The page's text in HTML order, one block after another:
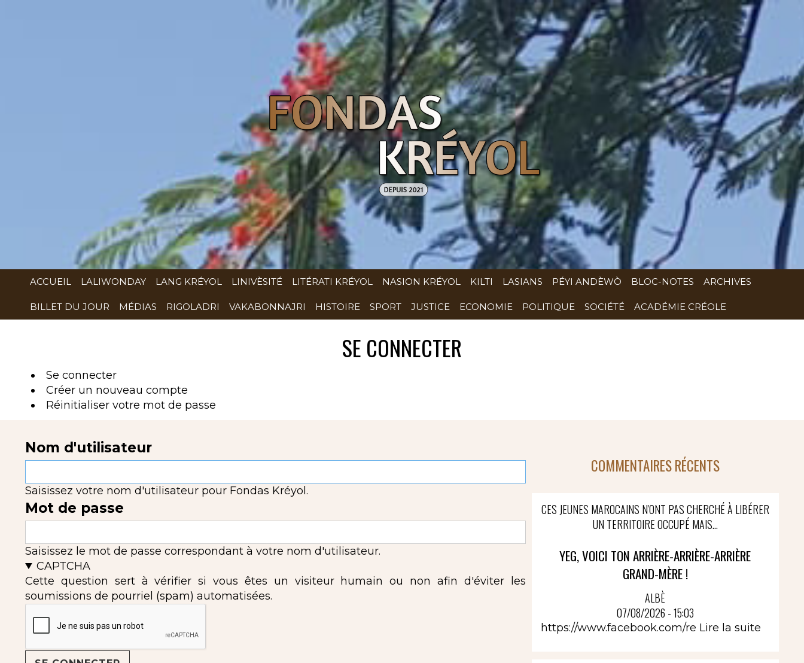
ACCUEIL LALIWONDAY LANG KRÉYOL LINIVÈSITÉ LITÉRATI KRÉYOL NASION KRÉYOL KILTI LASIANS PÉYI ANDÈWÒ BLOC-NOTES ARCHIVES
BILLET DU JOUR MÉDIAS RIGOLADRI VAKABONNAJRI HISTOIRE SPORT JUSTICE ECONOMIE POLITIQUE SOCIÉTÉ ACADÉMIE CRÉOLE
SE CONNECTER
Se connecter
actif)
Créer un nouveau compte
Réinitialiser votre mot de passe
Nom d'utilisateur
Saisissez votre nom d'utilisateur pour Fondas Kréyol.
Mot de passe
Saisissez le mot de passe correspondant à votre nom d'utilisateur.
CAPTCHA
Cette question sert à vérifier si vous êtes un visiteur humain ou non afin d'éviter les
soumissions de pourriel (spam) automatisées.
COMMENTAIRES RÉCENTS
CES JEUNES MAROCAINS N'ONT PAS CHERCHÉ À LIBÉRER
UN TERRITOIRE OCCUPÉ MAIS...
YEG, VOICI TON ARRIÈRE-ARRIÈRE-ARRIÈRE
GRAND-MÈRE !
ALBÈ
07/08/2026 - 15:03
https://www.facebook.com/re Lire la suite